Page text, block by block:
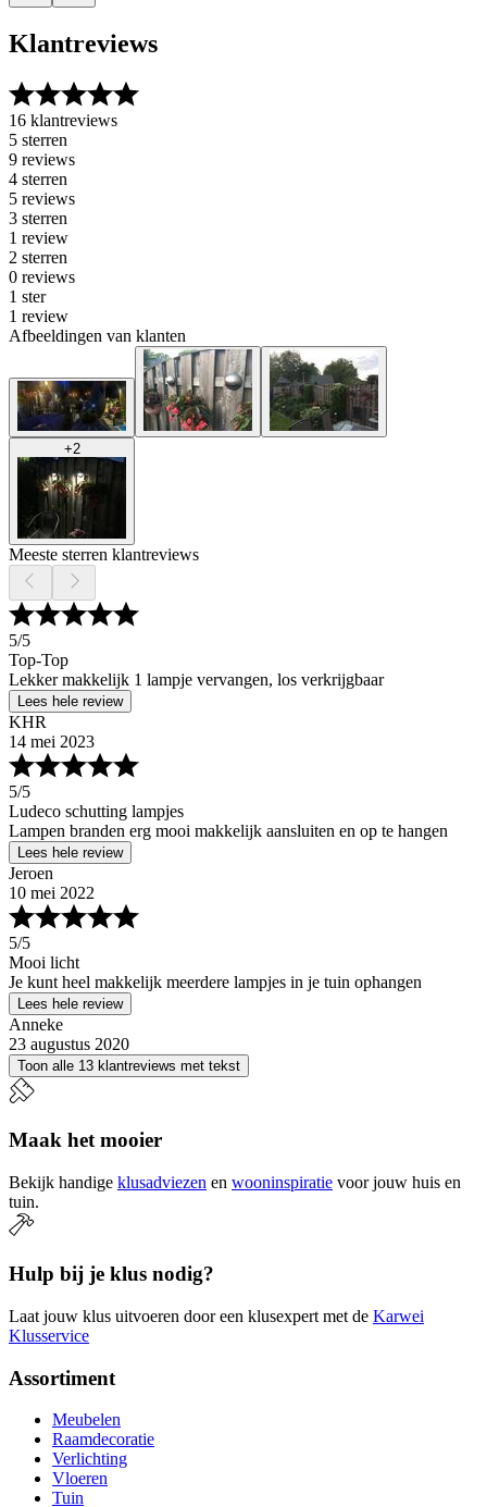
Klantreviews
16 klantreviews
5 sterren
9 reviews
4 sterren
5 reviews
3 sterren
1 review
2 sterren
0 reviews
1 ster
1 review
Afbeeldingen van klanten
+2
Meeste sterren klantreviews
5/5
Top-Top
Lekker makkelijk 1 lampje vervangen, los verkrijgbaar
Lees hele review
KHR
14 mei 2023
5/5
Ludeco schutting lampjes
Lampen branden erg mooi makkelijk aansluiten en op te hangen
Lees hele review
Jeroen
10 mei 2022
5/5
Mooi licht
Je kunt heel makkelijk meerdere lampjes in je tuin ophangen
Lees hele review
Anneke
23 augustus 2020
Toon alle 13 klantreviews met tekst
Maak het mooier
Bekijk handige klusadviezen en wooninspiratie voor jouw huis en
tuin.
Hulp bij je klus nodig?
Laat jouw klus uitvoeren door een klusexpert met de Karwei
Klusservice
Assortiment
Meubelen
Raamdecoratie
Verlichting
Vloeren
Tuin